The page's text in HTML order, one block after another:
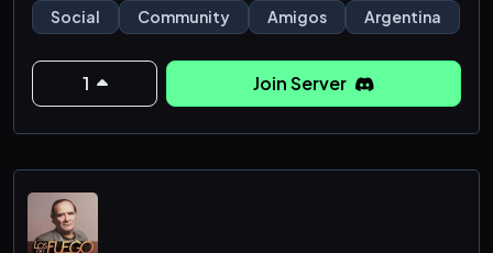
Social Community Amigos Argentina
1 Join Server